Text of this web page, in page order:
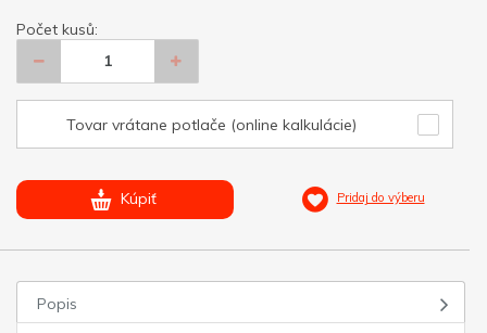
Počet kusů:
Tovar vrátane potlače (online kalkulácie)
Kúpiť Pridaj do výberu
Popis